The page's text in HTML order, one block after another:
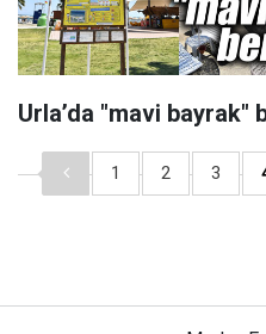
Urla’da "mavi bayrak"
1 2 3